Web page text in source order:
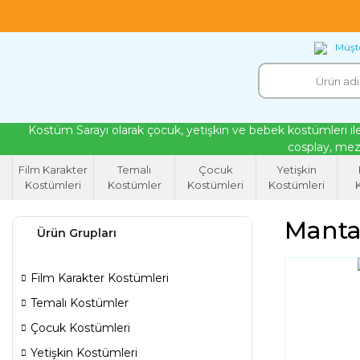
Kostüm Sarayı olarak çocuk, yetişkin ve bebek kostümleri
cosplay,
Film Karakter
Kostümleri
Temalı
Kostümler
Çocuk
Kostümleri
Yetişkin
Kostümleri
Ürün Grupları
Film Karakter Kostümleri
Temalı Kostümler
Çocuk Kostümleri
Yetişkin Kostümleri